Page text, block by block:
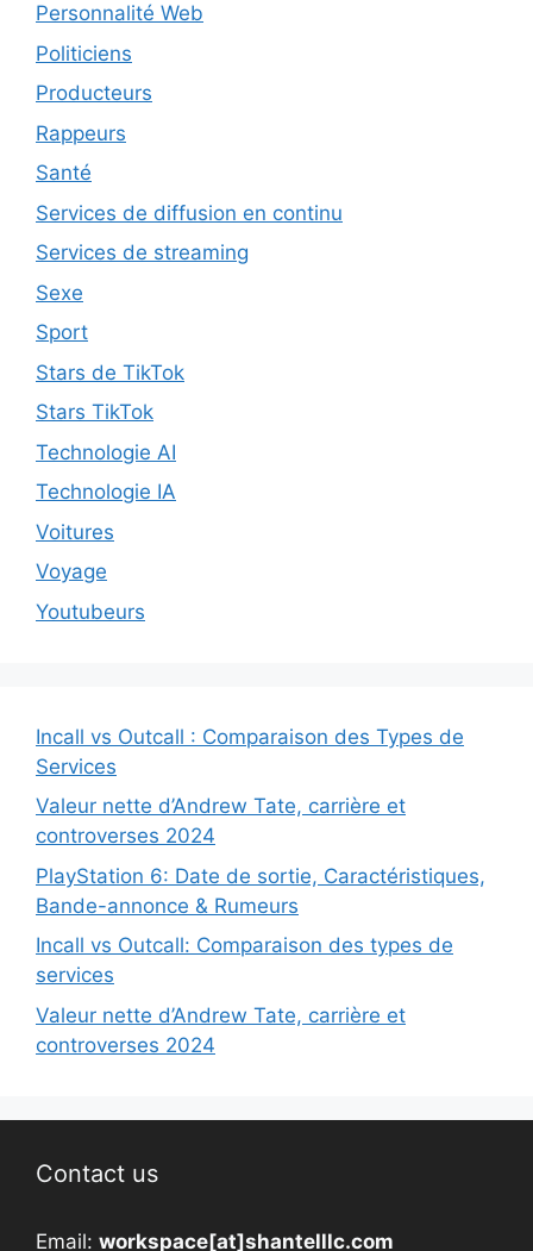
Personnalité Web
Politiciens
Producteurs
Rappeurs
Santé
Services de diffusion en continu
Services de streaming
Sexe
Sport
Stars de TikTok
Stars TikTok
Technologie AI
Technologie IA
Voitures
Voyage
Youtubeurs
Incall vs Outcall : Comparaison des Types de
Services
Valeur nette d’Andrew Tate, carrière et
controverses 2024
PlayStation 6: Date de sortie, Caractéristiques,
Bande-annonce & Rumeurs
Incall vs Outcall: Comparaison des types de
services
Valeur nette d’Andrew Tate, carrière et
controverses 2024
Contact us
Email: workspace[at]shantelllc.com